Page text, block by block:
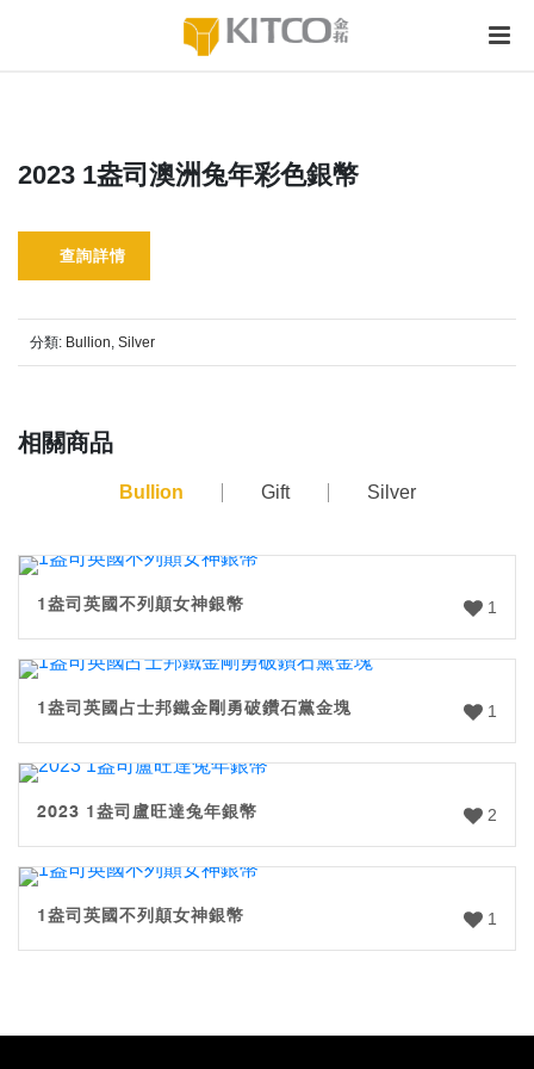
2023 1盎司澳洲兔年彩色銀幣
查詢詳情
分類: Bullion, Silver
相關商品
Bullion Gift Silver
1
1盎司英國不列顛女神銀幣
1
1盎司英國占士邦鐵金剛勇破鑽石黨金塊
2
2023 1盎司盧旺達兔年銀幣
1
1盎司英國不列顛女神銀幣